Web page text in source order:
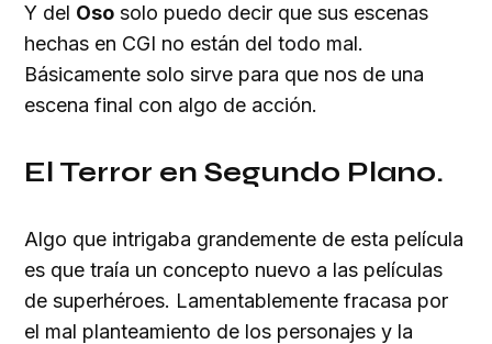
Y del Oso solo puedo decir que sus escenas
hechas en CGI no están del todo mal.
Básicamente solo sirve para que nos de una
escena final con algo de acción.
El Terror en Segundo Plano.
Algo que intrigaba grandemente de esta película
es que traía un concepto nuevo a las películas
de superhéroes. Lamentablemente fracasa por
el mal planteamiento de los personajes y la